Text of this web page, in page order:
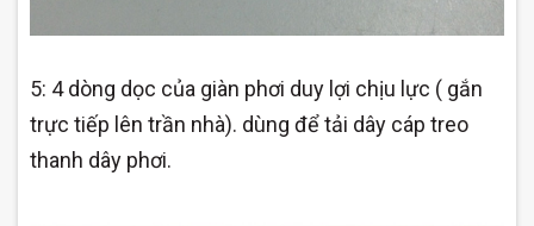
5: 4 dòng dọc của giàn phơi duy lợi chịu lực ( gắn
trực tiếp lên trần nhà). dùng để tải dây cáp treo
thanh dây phơi.